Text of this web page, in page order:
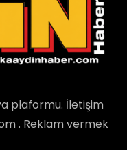
plaformu. İletişim
. Reklam vermek